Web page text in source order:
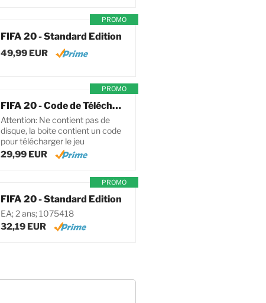
PROMO
FIFA 20 - Standard Edition
49,99 EUR
PROMO
FIFA 20 - Code de Téléchargement pour PC
Attention: Ne contient pas de
disque, la boite contient un code
pour télécharger le jeu
29,99 EUR
PROMO
FIFA 20 - Standard Edition
EA; 2 ans; 1075418
32,19 EUR